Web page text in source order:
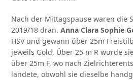
Nach der Mittagspause waren die
2019/18 dran.Anna Clara Sophie
HSV und gewann über 25m
jeweils Gold. Über 25 m R wurde
über 25m F, wo nach
landete, obwohl sie dieselbe